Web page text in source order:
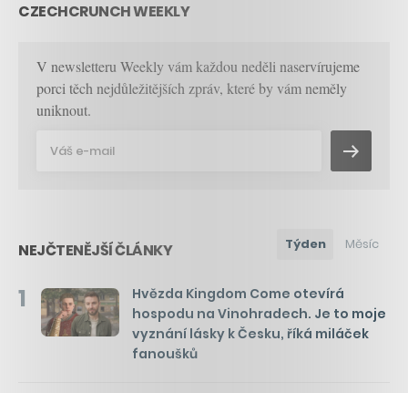
CZECHCRUNCH WEEKLY
V newsletteru Weekly vám každou neděli naservírujeme
porci těch nejdůležitějších zpráv, které by vám neměly
uniknout.
NEJČTENĚJŠÍ ČLÁNKY Týden Měsíc
1
Hvězda Kingdom Come otevírá
hospodu na Vinohradech. Je to moje
vyznání lásky k Česku, říká miláček
fanoušků